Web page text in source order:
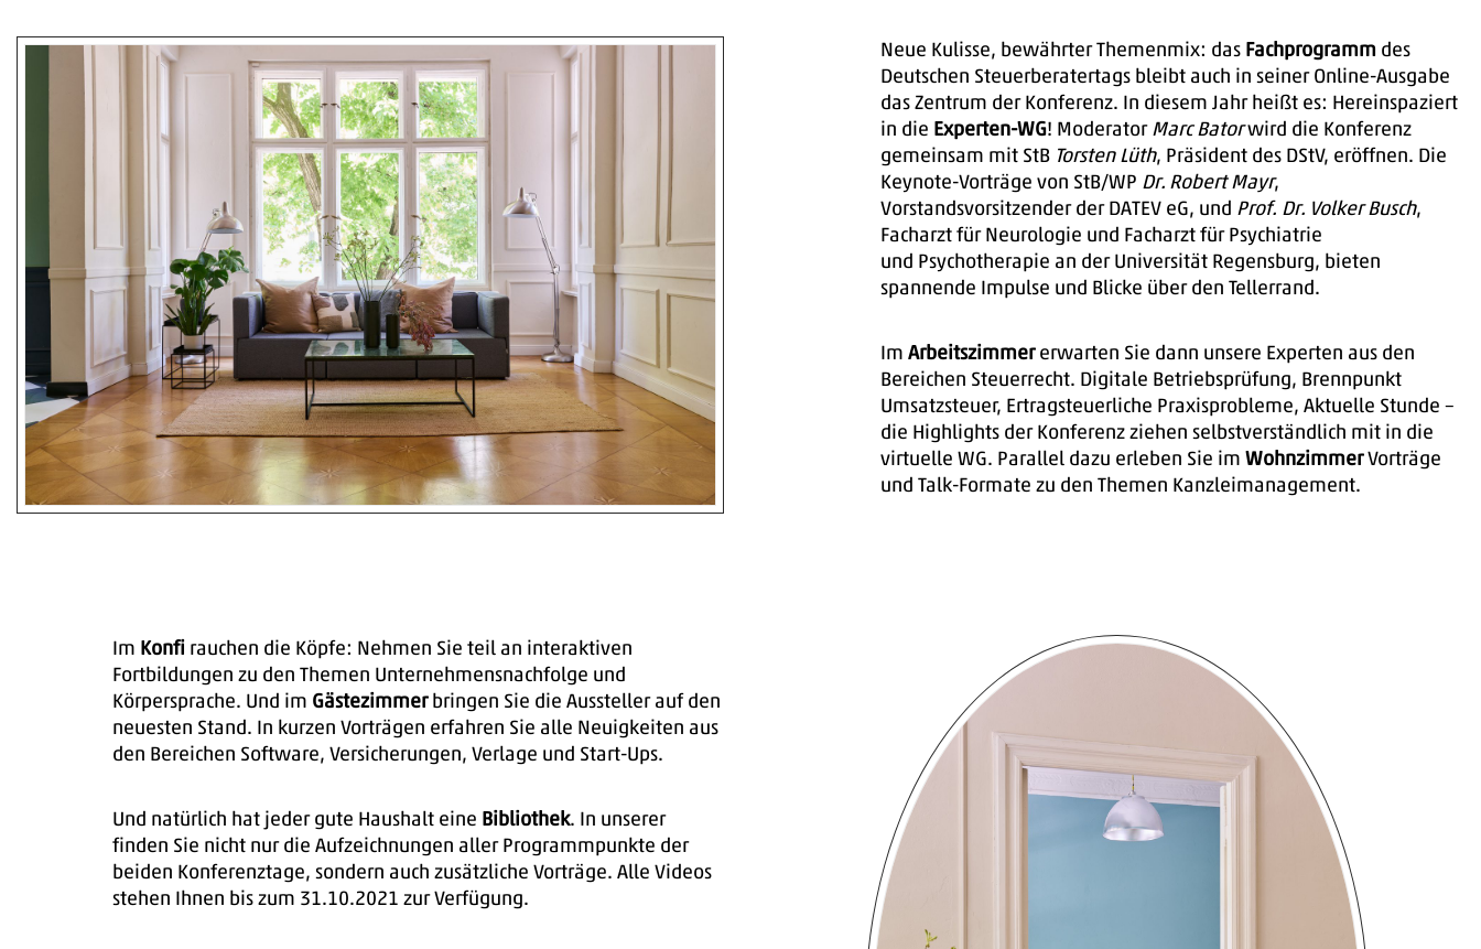
Neue Kulisse, bewährter Themenmix: das Fachprogramm des
Deutschen Steuerberatertags bleibt auch in seiner Online-Ausgabe
das Zentrum der Konferenz. In diesem Jahr heißt es: Hereinspaziert
in die Experten-WG! ModeratorMarc Batorwird die Konferenz
gemeinsam mit StB Torsten Lüth, Präsident des DStV, eröffnen. Die
Keynote-Vorträge von StB/WP Dr. Robert Mayr,
Vorstandsvorsitzender der DATEV eG, und Prof. Dr. Volker Busch,
Facharzt für Neurologie und Facharzt für Psychiatrie
und Psychotherapie an der Universität Regensburg, bieten
spannende Impulse und Blicke über den Tellerrand.
Im Arbeitszimmererwarten Sie dann unsere Experten aus den
Bereichen Steuerrecht. Digitale Betriebsprüfung, Brennpunkt
Umsatzsteuer, Ertragsteuerliche Praxisprobleme, Aktuelle Stunde –
die Highlights der Konferenz ziehen selbstverständlich mit in die
virtuelle WG. Parallel dazu erleben Sie im WohnzimmerVorträge
und Talk-Formate zu den Themen Kanzleimanagement.
Im Konfi rauchen die Köpfe: Nehmen Sie teil an interaktiven
Fortbildungen zu den Themen Unternehmensnachfolge und
Körpersprache. Und im Gästezimmerbringen Sie die Aussteller auf den
neuesten Stand. In kurzen Vorträgen erfahren Sie alle Neuigkeiten aus
den Bereichen Software, Versicherungen, Verlage und Start-Ups.
Und natürlich hat jeder gute Haushalt eine Bibliothek. In unserer
finden Sie nicht nur die Aufzeichnungen aller Programmpunkte der
beiden Konferenztage, sondern auch zusätzliche Vorträge. Alle Videos
stehen Ihnen bis zum 31.10.2021 zur Verfügung.